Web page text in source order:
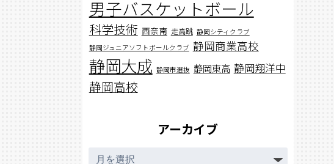
男子バスケットボール
科学技術 西奈南 走高跳 静岡シティクラブ
静岡ジュニアソフトボールクラブ 静岡商業高校
静岡大成 静岡市選抜 静岡東高 静岡翔洋中
静岡高校
アーカイブ